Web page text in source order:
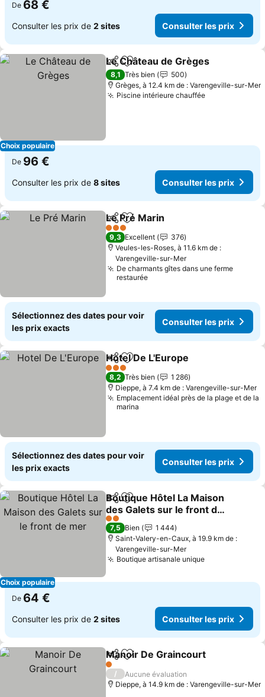
De 68 €
Consulter les prix de 2 sites Consulter les prix
Choix populaire
PartagerAjouter à mes favoris
Le Château de Grèges
8,1 Très bien
500
Grèges, à 12.4 km de : Varengeville-sur-Mer
Piscine intérieure chauffée
De 96 €
Consulter les prix de 8 sites Consulter les prix
PartagerAjouter à mes favoris
Le Pré Marin
3 Étoiles
9,3 Excellent
376
Veules-les-Roses, à 11.6 km de :
Varengeville-sur-Mer
De charmants gîtes dans une ferme
restaurée
Sélectionnez des dates pour voir
les prix exacts
Consulter les prix
PartagerAjouter à mes favoris
Hotel De L'Europe
3 Étoiles
8,2 Très bien
1 286
Dieppe, à 7.4 km de : Varengeville-sur-Mer
Emplacement idéal près de la plage et de la
marina
Sélectionnez des dates pour voir
les prix exacts
Consulter les prix
Choix populaire
PartagerAjouter à mes favoris
Boutique Hôtel La Maison
des Galets sur le front de
mer
2 Étoiles
7,5 Bien
1 444
Saint-Valery-en-Caux, à 19.9 km de :
Varengeville-sur-Mer
Boutique artisanale unique
De 64 €
Consulter les prix de 2 sites Consulter les prix
PartagerAjouter à mes favoris
Manoir De Graincourt
1 Étoiles
/
Aucune évaluation
Dieppe, à 14.9 km de : Varengeville-sur-Mer